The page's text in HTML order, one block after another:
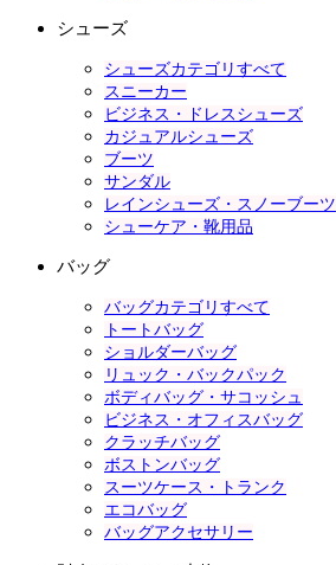
シューズ
シューズカテゴリすべて
スニーカー
ビジネス・ドレスシューズ
カジュアルシューズ
ブーツ
サンダル
レインシューズ・スノーブーツ
シューケア・靴用品
バッグ
バッグカテゴリすべて
トートバッグ
ショルダーバッグ
リュック・バックパック
ボディバッグ・サコッシュ
ビジネス・オフィスバッグ
クラッチバッグ
ボストンバッグ
スーツケース・トランク
エコバッグ
バッグアクセサリー